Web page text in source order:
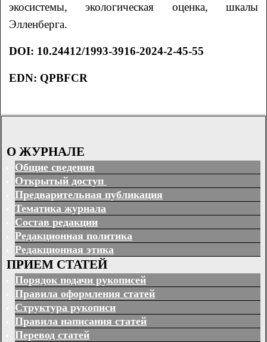
экосистемы, экологическая оценка, шкалы
Элленберга.
DOI: 10.24412/1993-3916-2024-2-45-55
EDN: QPBFCR
О ЖУРНАЛЕ
Общие сведения
Открытый доступ
Предварительная публикация
Тематика журнала
Состав редакции
Редакционная политика
Редакционная этика
ПРИЕМ СТАТЕЙ
Порядок подачи рукописей
Правила оформления статей
Структура рукописи
Правила написания статей
Перевод статей